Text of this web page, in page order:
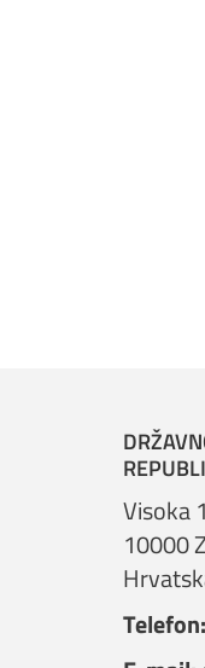
Visoka
10000
Telefon: